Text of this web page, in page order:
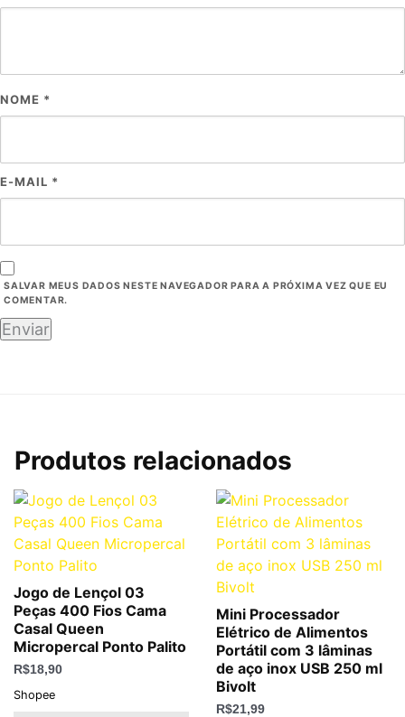
NOME *
E-MAIL *
SALVAR MEUS DADOS NESTE NAVEGADOR PARA A PRÓXIMA VEZ QUE EU
COMENTAR.
Produtos relacionados
Jogo de Lençol 03
Peças 400 Fios Cama
Casal Queen
Micropercal Ponto Palito
R$18,90
Shopee
Mini Processador
Elétrico de Alimentos
Portátil com 3 lâminas
de aço inox USB 250 ml
Bivolt
R$21,99